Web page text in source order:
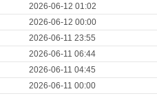
2026-06-12 01:02
2026-06-12 00:00
2026-06-11 23:55
2026-06-11 06:44
2026-06-11 04:45
2026-06-11 00:00